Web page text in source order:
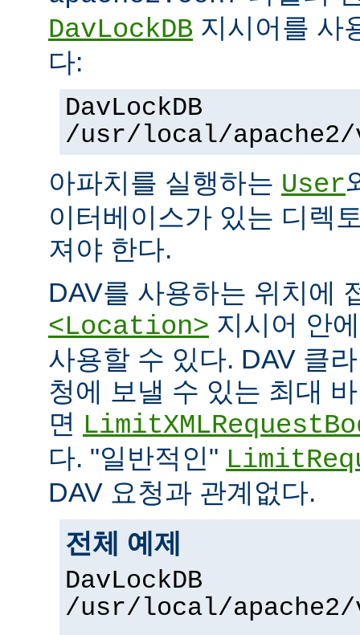
DavLockDB 지시어를 사
다:
DavLockDB
/usr/local/apache2/
아파치를 실행하는 User
이터베이스가 있는 디렉
져야 한다.
DAV를 사용하는 위치에
<Location> 지시어 안
사용할 수 있다. DAV 클
청에 보낼 수 있는 최대
면
다. "일반적인"
DAV 요청과 관계없다.
전체 예제
DavLockDB
/usr/local/apache2/